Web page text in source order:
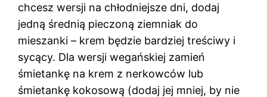
chcesz wersji na chłodniejsze dni, dodaj
jedną średnią pieczoną ziemniak do
mieszanki – krem będzie bardziej treściwy i
sycący. Dla wersji wegańskiej zamień
śmietankę na krem z nerkowców lub
śmietankę kokosową (dodaj jej mniej, by nie